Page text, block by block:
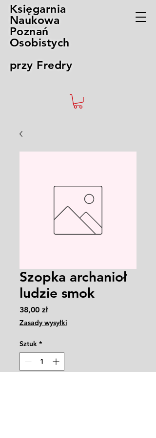
Księgarnia
Naukowa
Poznań
Osobistych
przy Fredry
Szopka archanioł
ludzie smok
38,00 złCena
Zasady wysyłki
Sztuk *